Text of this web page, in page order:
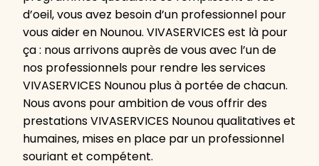
d’oeil, vous avez besoin d’un professionnel pour
vous aider en Nounou. VIVASERVICES est là pour
ça : nous arrivons auprès de vous avec l’un de
nos professionnels pour rendre les services
VIVASERVICES Nounou plus à portée de chacun.
Nous avons pour ambition de vous offrir des
prestations VIVASERVICES Nounou qualitatives et
humaines, mises en place par un professionnel
souriant et compétent.